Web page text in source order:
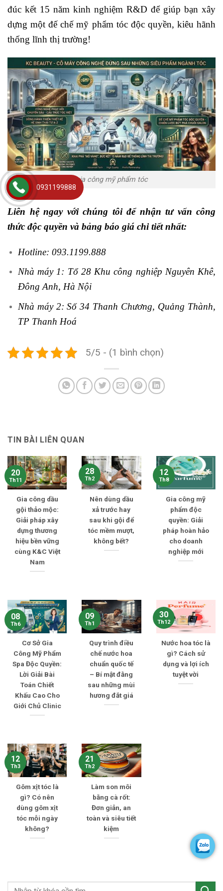
đúc kết 15 năm kinh nghiệm R&D để giúp bạn xây
dựng một đế chế mỹ phẩm tóc độc quyền, kiêu hãnh
thống lĩnh thị trường!
gia công mỹ phẩm tóc
Liên hệ ngay với chúng tôi để nhận tư vấn công
thức độc quyền và bảng báo giá chi tiết nhất:
Hotline: 093.1199.888
Nhà máy 1: Tổ 28 Khu công nghiệp Nguyên Khê,
Đông Anh, Hà Nội
Nhà máy 2: Số 34 Thanh Chương, Quảng Thành,
TP Thanh Hoá
5/5 - (1 bình chọn)
TIN BÀI LIÊN QUAN
Gia công dầu
gội thảo mộc:
Giải pháp xây
dựng thương
hiệu bền vững
cùng K&C Việt
Nam
20
Th11
Nên dùng dầu
xả trước hay
sau khi gội để
tóc mềm mượt,
không bết?
28
Th2
Gia công mỹ
phẩm độc
quyền: Giải
pháp hoàn hảo
cho doanh
nghiệp mới
12
Th8
Cơ Sở Gia
Công Mỹ Phẩm
Spa Độc Quyền:
Lời Giải Bài
Toán Chiết
Khấu Cao Cho
Giới Chủ Clinic
08
Th6
Quy trình điều
chế nước hoa
chuẩn quốc tế
– Bí mật đằng
sau những mùi
hương đắt giá
09
Th1
Nước hoa tóc là
gì? Cách sử
dụng và lợi ích
tuyệt vời
30
Th12
Gôm xịt tóc là
gì? Có nên
dùng gôm xịt
tóc mỗi ngày
không?
12
Th3
Làm son môi
bằng cà rốt:
Đơn giản, an
toàn và siêu tiết
kiệm
21
Th2
0931199888